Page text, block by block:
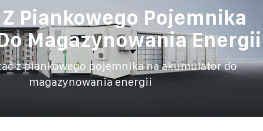
Piankowego Pojemnika
Magazynowania Energii
z piankowego pojemnika na akumulator do
magazynowania energii